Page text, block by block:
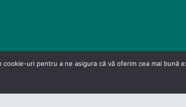
Contact
Politică de
cookie-uri pentru a ne asigura că vă oferim cea mai